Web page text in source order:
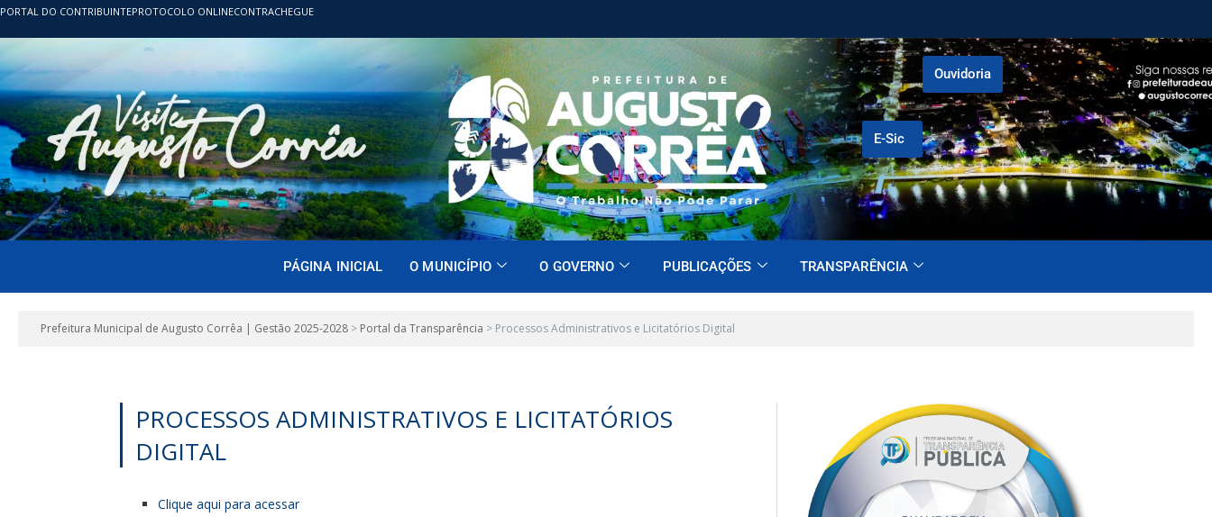
PORTAL DO CONTRIBUINTEPROTOCOLO ONLINECONTRACHEGUE
E-Sic
Ouvidoria
PÁGINA INICIAL O MUNICÍPIO O GOVERNO PUBLICAÇÕES TRANSPARÊNCIA
Prefeitura Municipal de Augusto Corrêa | Gestão 2025-2028 > Portal da Transparência > Processos Administrativos e Licitatórios Digital
PROCESSOS ADMINISTRATIVOS E LICITATÓRIOS
DIGITAL
Clique aqui para acessar